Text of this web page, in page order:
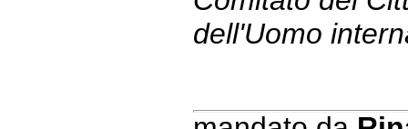
dell'Uomo